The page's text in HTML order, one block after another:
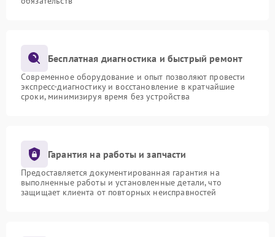
Бесплатная диагностика и быстрый ремонт
Современное оборудование и опыт позволяют провести
экспресс-диагностику и восстановление в кратчайшие
сроки, минимизируя время без устройства
Гарантия на работы и запчасти
Предоставляется документированная гарантия на
выполненные работы и установленные детали, что
защищает клиента от повторных неисправностей